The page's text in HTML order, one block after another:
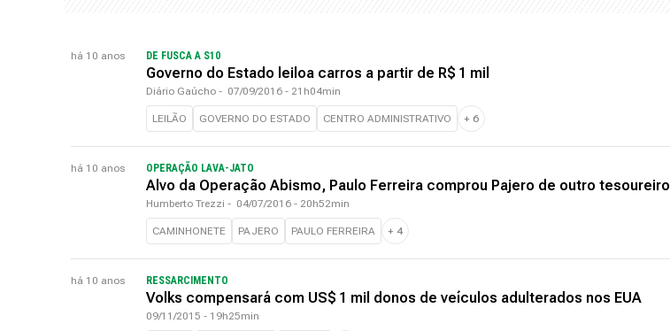
há 10 anos DE FUSCA A S10
Governo do Estado leiloa carros a partir de R$ 1 mil
Diário Gaúcho - 07/09/2016 - 21h04min
LEILÃO GOVERNO DO ESTADO CENTRO ADMINISTRATIVO + 6
há 10 anos OPERAÇÃO LAVA-JATO
Alvo da Operação Abismo, Paulo Ferreira comprou Pajero de outro tesoureiro
Humberto Trezzi - 04/07/2016 - 20h52min
CAMINHONETE PAJERO PAULO FERREIRA + 4
há 10 anos RESSARCIMENTO
Volks compensará com US$ 1 mil donos de veículos adulterados nos EUA
09/11/2015 - 19h25min